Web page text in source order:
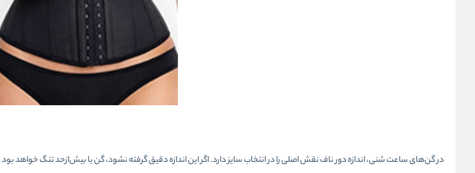
در گن‌های ساعت شنی، اندازه دور ناف نقش اصلی را در انتخاب سایز دارد. اگر این اندازه دقیق گرفته نشود، گن یا بیش‌ازحد تنگ خواهد